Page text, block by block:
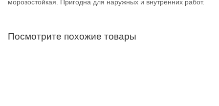
морозостойкая. Пригодна для наружных и внутренних работ.
Посмотрите похожие товары